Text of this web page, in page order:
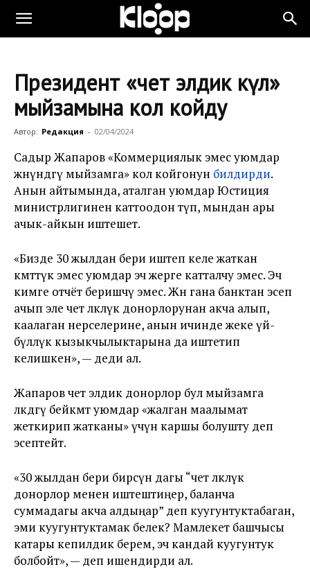
Президент «чет элдик өкүл»
мыйзамына кол койду
Автор: Редакция - 02/04/2024
Садыр Жапаров «Коммерциялык эмес уюмдар
жөнүндөгү мыйзамга» кол койгонун билдирди.
Анын айтымында, аталган уюмдар Юстиция
министрлигинен каттоодон өтүп, мындан ары
ачык-айкын иштешет.
«Бизде 30 жылдан бери иштеп келе жаткан
өкмөттүк эмес уюмдар эч жерге катталчу эмес. Эч
кимге отчёт беришчү эмес. Жөн гана банктан эсеп
ачып эле чет өлкөлүк донорлорунан акча алып,
каалаган нерселерине, анын ичинде жеке үй-
бүлөлүк кызыкчылыктарына да иштетип
келишкен», — деди ал.
Жапаров чет элдик донорлор бул мыйзамга
өлкөдөгү бейөкмөт уюмдар «жалган маалымат
жеткирип жатканы» үчүн каршы болушту деп
эсептейт.
«30 жылдан бери бирөөсүн дагы “чет өлкөлүк
донорлор менен иштештиңер, баланча
суммадагы акча алдыңар” деп куугунтуктабаган,
эми куугунтуктамак белек? Мамлекет башчысы
катары кепилдик берем, эч кандай куугунтук
болбойт», — деп ишендирди ал.